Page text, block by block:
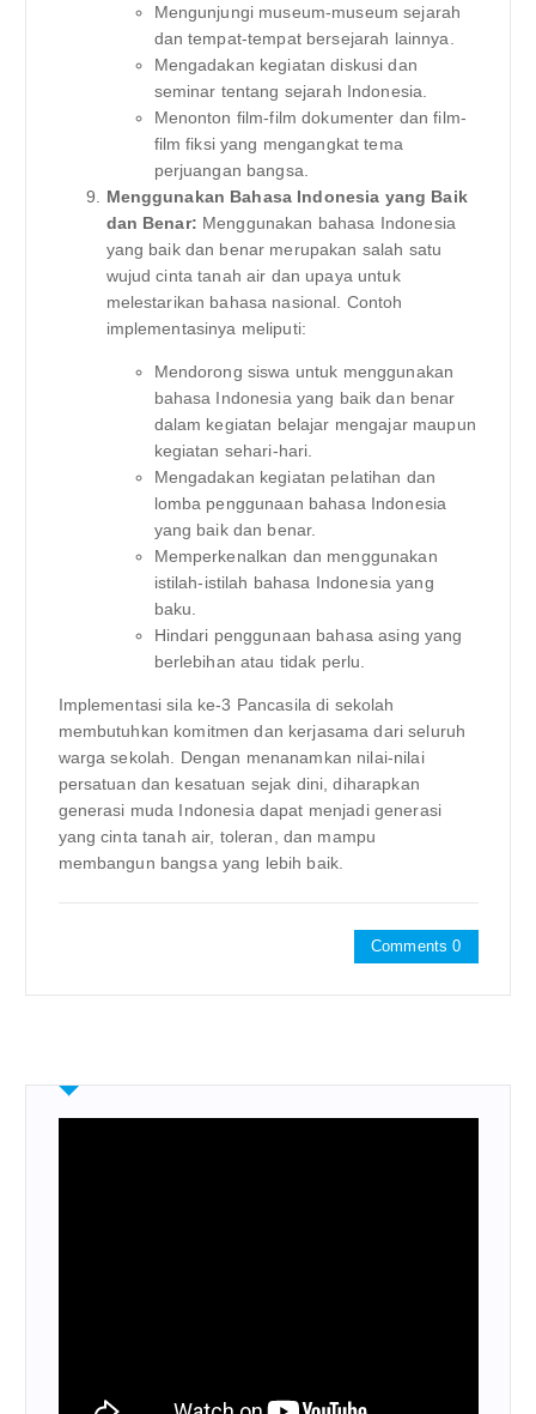
Mengunjungi museum-museum sejarah
dan tempat-tempat bersejarah lainnya.
Mengadakan kegiatan diskusi dan
seminar tentang sejarah Indonesia.
Menonton film-film dokumenter dan film-
film fiksi yang mengangkat tema
perjuangan bangsa.
Menggunakan Bahasa Indonesia yang Baik
dan Benar: Menggunakan bahasa Indonesia
yang baik dan benar merupakan salah satu
wujud cinta tanah air dan upaya untuk
melestarikan bahasa nasional. Contoh
implementasinya meliputi:
Mendorong siswa untuk menggunakan
bahasa Indonesia yang baik dan benar
dalam kegiatan belajar mengajar maupun
kegiatan sehari-hari.
Mengadakan kegiatan pelatihan dan
lomba penggunaan bahasa Indonesia
yang baik dan benar.
Memperkenalkan dan menggunakan
istilah-istilah bahasa Indonesia yang
baku.
Hindari penggunaan bahasa asing yang
berlebihan atau tidak perlu.
Implementasi sila ke-3 Pancasila di sekolah
membutuhkan komitmen dan kerjasama dari seluruh
warga sekolah. Dengan menanamkan nilai-nilai
persatuan dan kesatuan sejak dini, diharapkan
generasi muda Indonesia dapat menjadi generasi
yang cinta tanah air, toleran, dan mampu
membangun bangsa yang lebih baik.
Comments 0